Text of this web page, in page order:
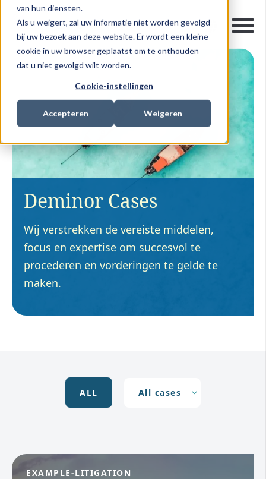
van hun diensten.
Als u weigert, zal uw informatie niet worden gevolgd
bij uw bezoek aan deze website. Er wordt een kleine
cookie in uw browser geplaatst om te onthouden
dat u niet gevolgd wilt worden.
Cookie-instellingen
Accepteren Weigeren
Deminor Cases
Wij verstrekken de vereiste middelen,
focus en expertise om succesvol te
procederen en vorderingen te gelde te
maken.
ALL
EXAMPLE-LITIGATION